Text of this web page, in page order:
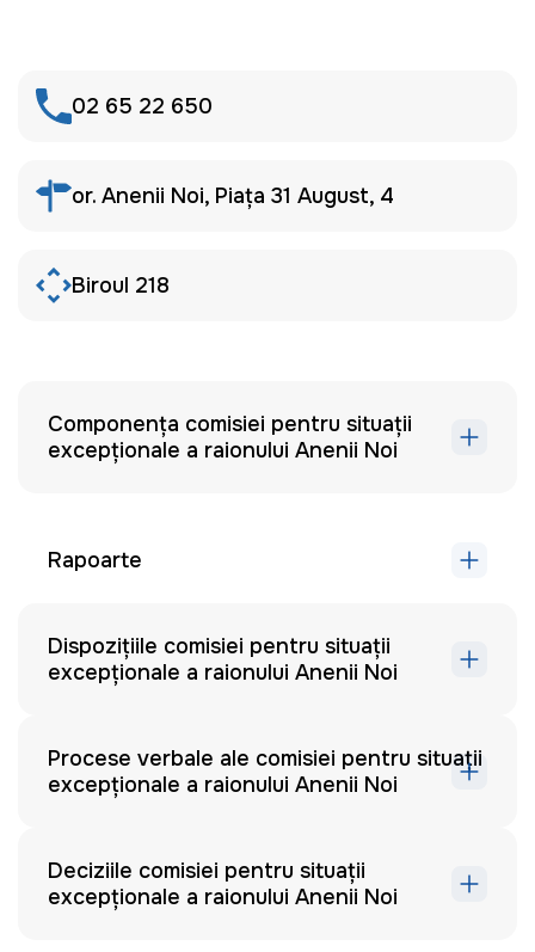
02 65 22 650
or. Anenii Noi, Piața 31 August, 4
Biroul 218
Componența comisiei pentru situații
excepționale a raionului Anenii Noi
Rapoarte
Dispozițiile comisiei pentru situații
excepționale a raionului Anenii Noi
Procese verbale ale comisiei pentru situații
excepționale a raionului Anenii Noi
Deciziile comisiei pentru situații
excepționale a raionului Anenii Noi